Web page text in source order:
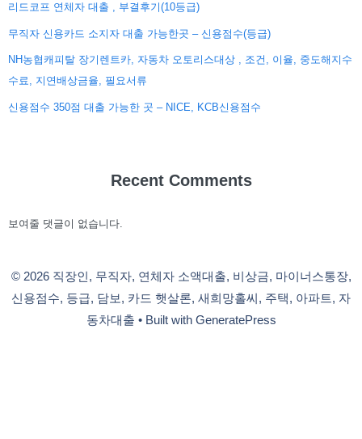
리드코프 연체자 대출 , 부결후기(10등급)
무직자 신용카드 소지자 대출 가능한곳 – 신용점수(등급)
NH농협캐피탈 장기렌트카, 자동차 오토리스대상 , 조건, 이율, 중도해지수
수료, 지연배상금율, 필요서류
신용점수 350점 대출 가능한 곳 – NICE, KCB신용점수
Recent Comments
보여줄 댓글이 없습니다.
© 2026 직장인, 무직자, 연체자 소액대출, 비상금, 마이너스통장,
신용점수, 등급, 담보, 카드 햇살론, 새희망홀씨, 주택, 아파트, 자
동차대출 • Built with GeneratePress